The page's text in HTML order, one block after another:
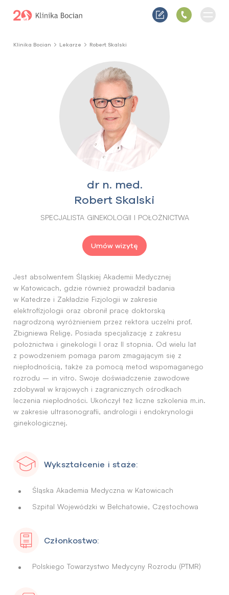
Klinika Bocian Lekarze Robert Skalski
dr n. med.
Robert Skalski
SPECJALISTA GINEKOLOGII I POŁOŻNICTWA
Umów wizytę
Jest absolwentem Śląskiej Akademii Medycznej
w Katowicach, gdzie również prowadził badania
w Katedrze i Zakładzie Fizjologii w zakresie
elektrofizjologii oraz obronił pracę doktorską
nagrodzoną wyróżnieniem przez rektora uczelni prof.
Zbigniewa Religę. Posiada specjalizację z zakresu
położnictwa i ginekologii I oraz II stopnia. Od wielu lat
z powodzeniem pomaga parom zmagającym się z
niepłodnością, także za pomocą metod wspomaganego
rozrodu – in vitro. Swoje doświadczenie zawodowe
zdobywał w krajowych i zagranicznych ośrodkach
leczenia niepłodności. Ukończył też liczne szkolenia m.in.
w zakresie ultrasonografii, andrologii i endokrynologii
ginekologicznej.
Wykształcenie i staże:
Śląska Akademia Medyczna w Katowicach
Szpital Wojewódzki w Bełchatowie, Częstochowa
Członkostwo:
Polskiego Towarzystwo Medycyny Rozrodu (PTMR)